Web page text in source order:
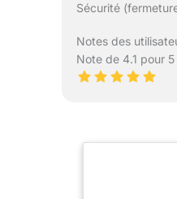
Sécurité
Notes des
Note de 4.1 pour